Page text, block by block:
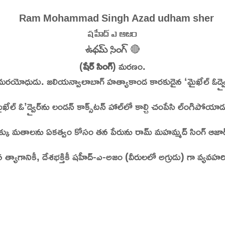
| Today in India | What Happened Today
షహీద్ ఎ అజం
ఉధమ్ సింగ్🔴
(షేర్ సింగ్) మరణం.
జలియన్వాలాబాగ్ హత్యాకాండ కారకుడైన ‘మైఖేల్
ఓ’డ్వైర్‌ను లండన్ కాక్స్‌టన్‌ హాల్‌లో కాల్చి చంపేసి
మతాలను ఏకత్వం కోసం తన పేరును రామ్ మహమ్మద్ సింగ్
దేశభక్తికీ షహీద్-ఎ-అజం (వీరులలో అగ్రుడు) గా